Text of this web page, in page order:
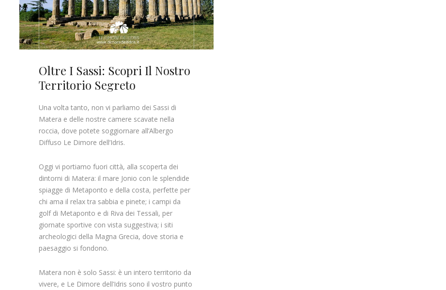
Oltre I Sassi: Scopri Il Nostro
Territorio Segreto
Una volta tanto, non vi parliamo dei Sassi di
Matera e delle nostre camere scavate nella
roccia, dove potete soggiornare all’Albergo
Diffuso Le Dimore dell’Idris.
Oggi vi portiamo fuori città, alla scoperta dei
dintorni di Matera: il mare Jonio con le splendide
spiagge di Metaponto e della costa, perfette per
chi ama il relax tra sabbia e pinete; i campi da
golf di Metaponto e di Riva dei Tessali, per
giornate sportive con vista suggestiva; i siti
archeologici della Magna Grecia, dove storia e
paesaggio si fondono.
Matera non è solo Sassi: è un intero territorio da
vivere, e Le Dimore dell’Idris sono il vostro punto